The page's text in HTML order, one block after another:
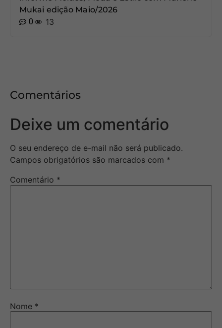
Mukai edição Maio/2026
0
13
Comentários
Deixe um comentário
O seu endereço de e-mail não será publicado.
Campos obrigatórios são marcados com *
Comentário *
Nome *